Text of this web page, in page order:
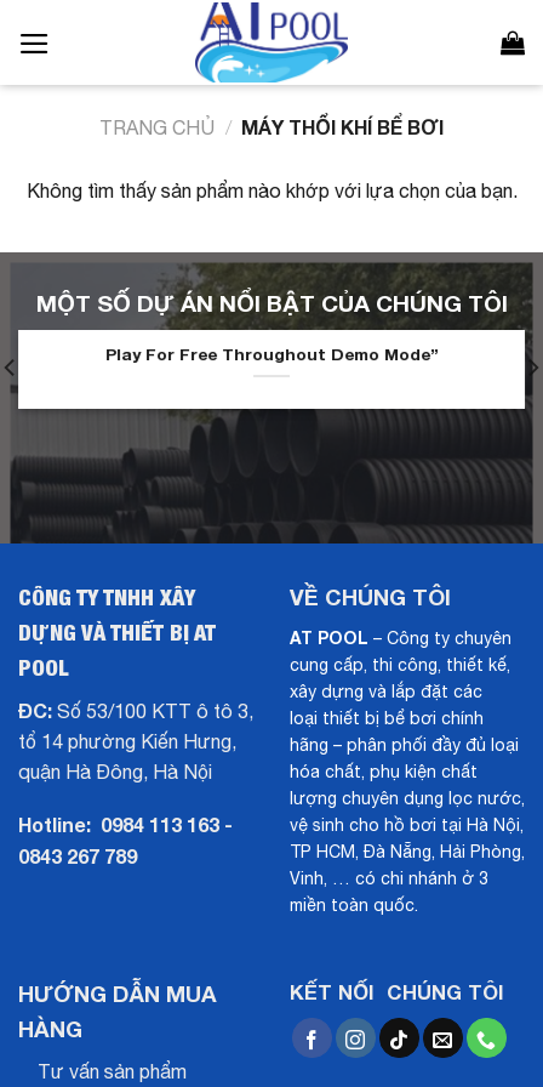
qua
TRANG CHỦ / MÁY THỔI KHÍ BỂ BƠI
Không tìm thấy sản phẩm nào khớp với lựa chọn của bạn.
MỘT SỐ DỰ ÁN NỔI BẬT CỦA CHÚNG TÔI
Play For Free Throughout Demo Mode”
CÔNG TY TNHH XÂY
DỰNG VÀ THIẾT BỊ AT
POOL
ĐC: Số 53/100 KTT ô tô 3,
tổ 14 phường Kiến Hưng,
quận Hà Đông, Hà Nội
Hotline: 0984 113 163 -
0843 267 789
VỀ CHÚNG TÔI
AT POOL – Công ty chuyên
cung cấp, thi công, thiết kế,
xây dựng và lắp đặt các
loại thiết bị bể bơi chính
hãng – phân phối đầy đủ loại
hóa chất, phụ kiện chất
lượng chuyên dụng lọc nước,
vệ sinh cho hồ bơi tại Hà Nội,
TP HCM, Đà Nẵng, Hải Phòng,
Vinh, … có chi nhánh ở 3
miền toàn quốc.
HƯỚNG DẪN MUA
HÀNG
Tư vấn sản phẩm
KẾT NỐI CHÚNG TÔI